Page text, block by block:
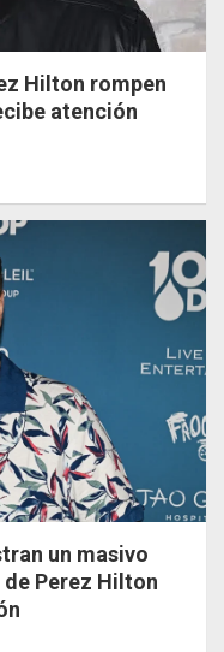
Hilton rompen
atención
un masivo
Perez Hilton